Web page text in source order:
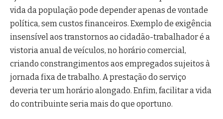
vida da população pode depender apenas de vontade
política, sem custos financeiros. Exemplo de exigência
insensível aos transtornos ao cidadão-trabalhador é a
vistoria anual de veículos, no horário comercial,
criando constrangimentos aos empregados sujeitos à
jornada fixa de trabalho. A prestação do serviço
deveria ter um horário alongado. Enfim, facilitar a vida
do contribuinte seria mais do que oportuno.